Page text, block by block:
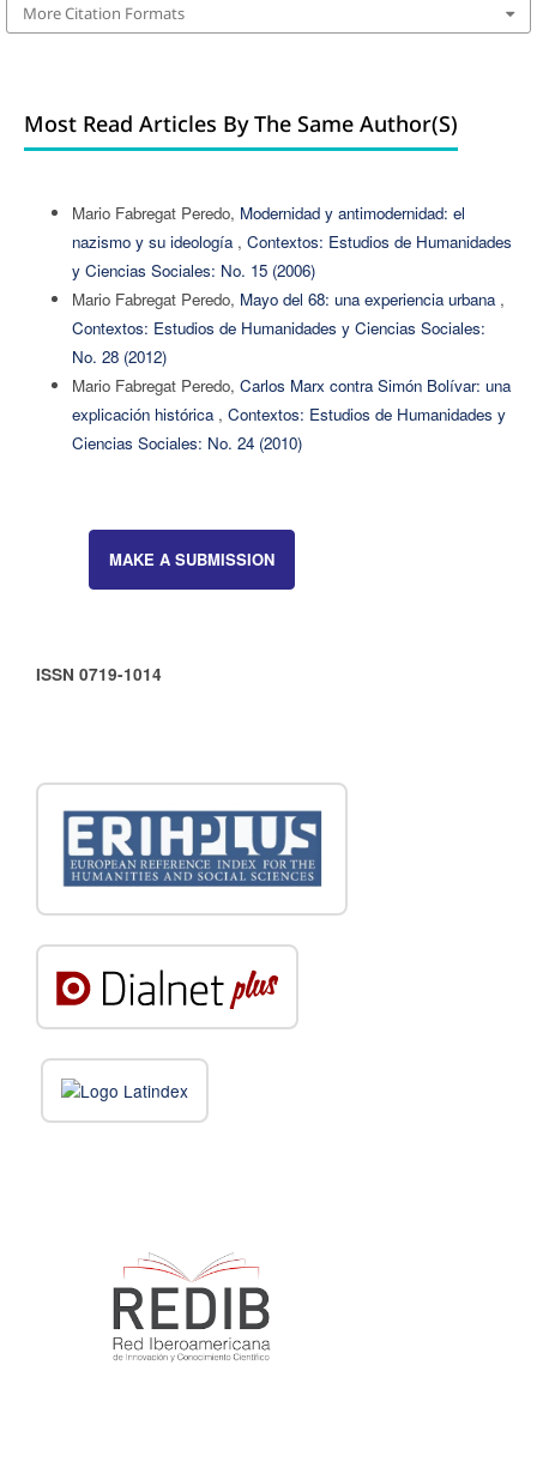
More Citation Formats
Most Read Articles By The Same Author(s)
Mario Fabregat Peredo, Modernidad y antimodernidad: el
nazismo y su ideología , Contextos: Estudios de Humanidades
y Ciencias Sociales: No. 15 (2006)
Mario Fabregat Peredo, Mayo del 68: una experiencia urbana ,
Contextos: Estudios de Humanidades y Ciencias Sociales:
No. 28 (2012)
Mario Fabregat Peredo, Carlos Marx contra Simón Bolívar: una
explicación histórica , Contextos: Estudios de Humanidades y
Ciencias Sociales: No. 24 (2010)
MAKE A SUBMISSION
ISSN 0719-1014